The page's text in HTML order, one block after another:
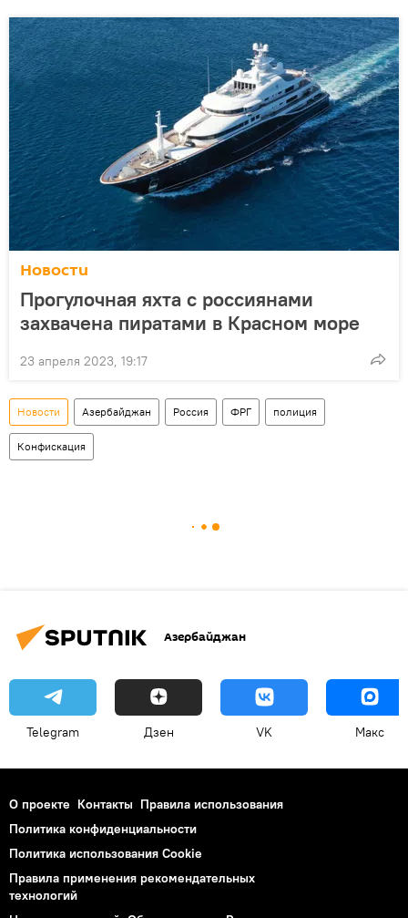
Новости
Прогулочная яхта с россиянами
захвачена пиратами в Красном море
23 апреля 2023, 19:17
Новости Азербайджан Россия ФРГ полиция
Конфискация
Азербайджан
Telegram Дзен VK Макс
О проекте Контакты Правила использования
Политика конфиденциальности
Политика использования Cookie
Правила применения рекомендательных
технологий